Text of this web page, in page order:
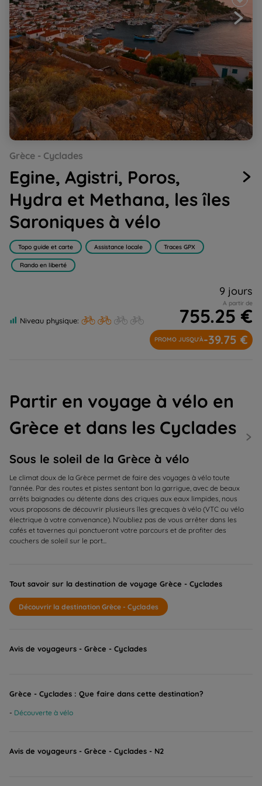
to
1
to
2
to
3
to
4
to
slide
5
Grèce - Cyclades
Egine, Agistri, Poros,
Hydra et Methana, les îles
Saroniques à vélo
Topo guide et carte Assistance locale Traces GPX
Rando en liberté
Niveau physique:
9 jours
A partir de
755.25 €
PROMO JUSQU'À-39.75 €
Partir en voyage à vélo en
Grèce et dans les Cyclades
Sous le soleil de la Grèce à vélo
Le climat doux de la Grèce permet de faire des voyages à vélo toute
l'année. Par des routes et pistes sentant bon la garrigue, avec de beaux
arrêts baignades ou détente dans des criques aux eaux limpides, nous
vous proposons de découvrir plusieurs îles grecques à vélo (VTC ou vélo
électrique à votre convenance). N'oubliez pas de vous arrêter dans les
cafés et tavernes qui ponctueront votre parcours et de profiter des
couchers de soleil sur le port...
Tout savoir sur la destination de voyage Grèce - Cyclades
Découvrir la destination Grèce - Cyclades
Avis de voyageurs - Grèce - Cyclades
Grèce - Cyclades : Que faire dans cette destination?
Découverte à vélo
Avis de voyageurs - Grèce - Cyclades - N2